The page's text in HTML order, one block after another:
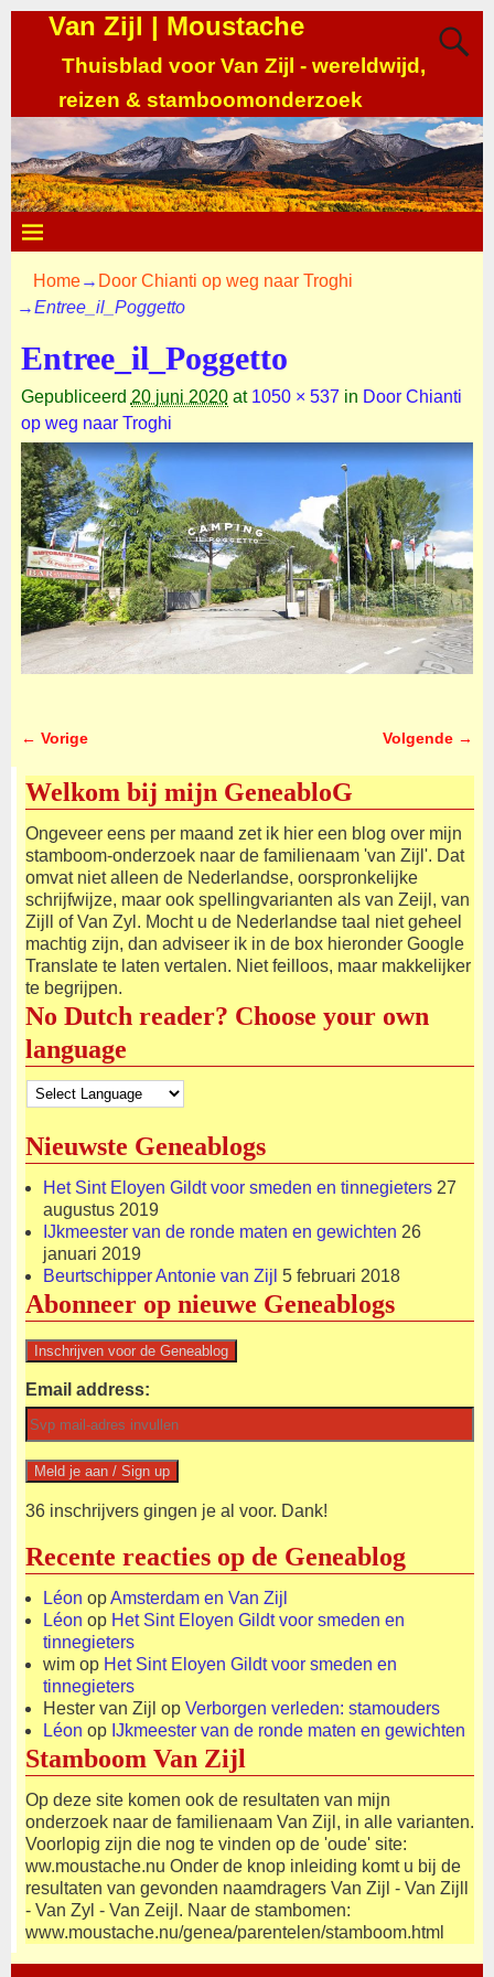
Van Zijl | Moustache
Thuisblad voor Van Zijl - wereldwijd,
reizen & stamboomonderzoek
Home→ Door Chianti op weg naar Troghi
→Entree_il_Poggetto
Entree_il_Poggetto
Gepubliceerd 20 juni 2020at 1050 × 537 in Door Chianti
op weg naar Troghi
← Vorige Volgende →
Welkom bij mijn GeneabloG
Ongeveer eens per maand zet ik hier een blog over mijn
stamboom-onderzoek naar de familienaam 'van Zijl'. Dat
omvat niet alleen de Nederlandse, oorspronkelijke
schrijfwijze, maar ook spellingvarianten als van Zeijl, van
Zijll of Van Zyl. Mocht u de Nederlandse taal niet geheel
machtig zijn, dan adviseer ik in de box hieronder Google
Translate te laten vertalen. Niet feilloos, maar makkelijker
te begrijpen.
No Dutch reader? Choose your own
language
Nieuwste Geneablogs
Het Sint Eloyen Gildt voor smeden en tinnegieters 27
augustus 2019
IJkmeester van de ronde maten en gewichten 26
januari 2019
Beurtschipper Antonie van Zijl 5 februari 2018
Abonneer op nieuwe Geneablogs
Email address:
36 inschrijvers gingen je al voor. Dank!
Recente reacties op de Geneablog
Léon opAmsterdam en Van Zijl
Léon op Het Sint Eloyen Gildt voor smeden en
tinnegieters
wim op Het Sint Eloyen Gildt voor smeden en
tinnegieters
Hester van Zijl op Verborgen verleden: stamouders
Léon op IJkmeester van de ronde maten en gewichten
Stamboom Van Zijl
Op deze site komen ook de resultaten van mijn
onderzoek naar de familienaam Van Zijl, in alle varianten.
Voorlopig zijn die nog te vinden op de 'oude' site:
ww.moustache.nu Onder de knop inleiding komt u bij de
resultaten van gevonden naamdragers Van Zijl - Van Zijll
- Van Zyl - Van Zeijl. Naar de stambomen:
www.moustache.nu/genea/parentelen/stamboom.html